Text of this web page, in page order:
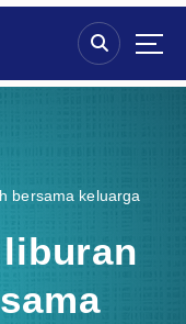
bersama keluarga